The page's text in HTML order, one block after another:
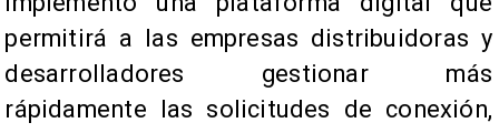
permitirá a las empresas distribuidoras y
desarrolladores gestionar más
rápidamente las solicitudes de conexión,